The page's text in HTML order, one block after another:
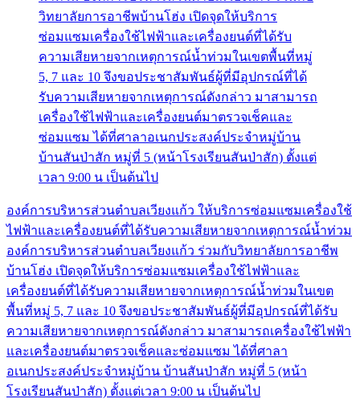
องค์การบริหารส่วนตำบลเวียงแก้ว ให้บริการซ่อมแซมเครื่องใช้
ไฟฟ้าและเครื่องยนต์ที่ได้รับความเสียหายจากเหตุการณ์น้ำท่วม
องค์การบริหารส่วนตำบลเวียงแก้ว ร่วมกับวิทยาลัยการอาชีพ
บ้านโฮ่ง เปิดจุดให้บริการซ่อมแซมเครื่องใช้ไฟฟ้าและ
เครื่องยนต์ที่ได้รับความเสียหายจากเหตุการณ์น้ำท่วมในเขต
พื้นที่หมู่ 5, 7 และ 10 จึงขอประชาสัมพันธ์ผู้ที่มีอุปกรณ์ที่ได้รับ
ความเสียหายจากเหตุการณ์ดังกล่าว มาสามารถเครื่องใช้ไฟฟ้า
และเครื่องยนต์มาตรวจเช็คและซ่อมแซม ได้ที่ศาลา
อเนกประสงค์ประจำหมู่บ้าน บ้านสันป่าสัก หมู่ที่ 5 (หน้า
โรงเรียนสันป่าสัก) ตั้งแต่เวลา 9:00 น เป็นต้นไป